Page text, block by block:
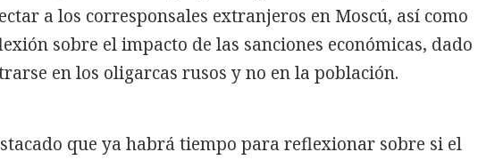
a los corresponsales extranjeros en Moscú, así como
sobre el impacto de las sanciones económicas, dado
en los oligarcas rusos y no en la población.
que ya habrá tiempo para reflexionar sobre si el